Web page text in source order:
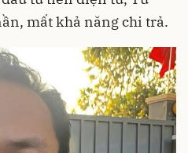
mất khả năng chi trả.